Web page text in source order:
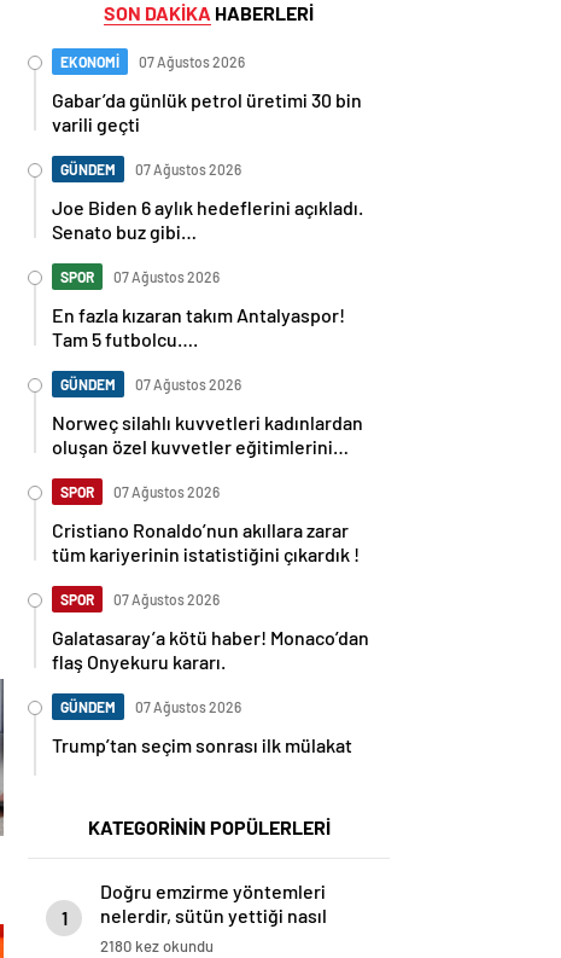
SON DAKİKA HABERLERİ
EKONOMİ 07 Ağustos 2026
Gabar’da günlük petrol üretimi 30 bin
varili geçti
GÜNDEM 07 Ağustos 2026
Joe Biden 6 aylık hedeflerini açıkladı.
Senato buz gibi…
SPOR 07 Ağustos 2026
En fazla kızaran takım Antalyaspor!
Tam 5 futbolcu….
GÜNDEM 07 Ağustos 2026
Norweç silahlı kuvvetleri kadınlardan
oluşan özel kuvvetler eğitimlerini
SPOR 07 Ağustos 2026
Cristiano Ronaldo’nun akıllara zarar
tüm kariyerinin istatistiğini çıkardık !
SPOR 07 Ağustos 2026
Galatasaray’a kötü haber! Monaco’dan
flaş Onyekuru kararı.
GÜNDEM 07 Ağustos 2026
Trump’tan seçim sonrası ilk mülakat
KATEGORİNİN POPÜLERLERİ
1
Doğru emzirme yöntemleri
nelerdir, sütün yettiği nasıl
anlaşılır?
2180 kez okundu